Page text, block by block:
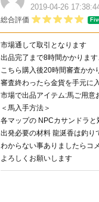
2019-04-26
総合評価
市場通して取引となります
出品完了まで8時間かかります
こちら購入後20時間審査かか
審査終わったら金貨を手元に
市場で出品アイテム:馬ご用意
＜馬入手方法＞
各マップの NPCカサンドラ
出発必要の材料 龍涎香は釣り
わからない事ありましたらコ
よろしくお願いします